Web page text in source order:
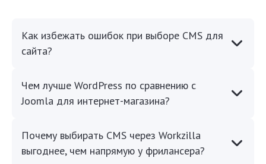
Как избежать ошибок при выборе CMS для
сайта?
Чем лучше WordPress по сравнению с
Joomla для интернет-магазина?
Почему выбирать CMS через Workzilla
выгоднее, чем напрямую у фрилансера?